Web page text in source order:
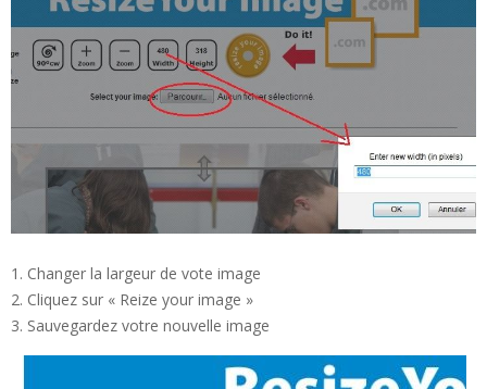
Changer la largeur de vote image
Cliquez sur « Reize your image »
Sauvegardez votre nouvelle image